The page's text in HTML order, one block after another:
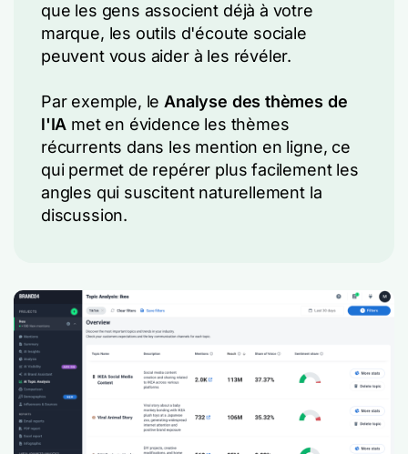
que les gens associent déjà à votre
marque, les outils d'écoute sociale
peuvent vous aider à les révéler.
Par exemple, leAnalyse des thèmes de
l'IA met en évidence les thèmes
récurrents dans les mention en ligne, ce
qui permet de repérer plus facilement les
angles qui suscitent naturellement la
discussion.